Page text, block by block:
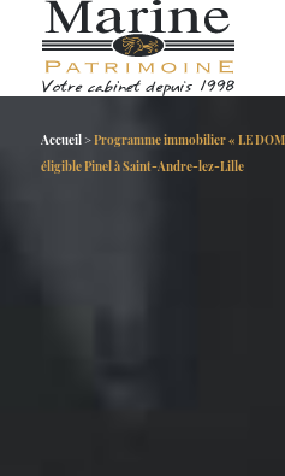
Accueil >Programme immobilier « LE
éligible Pinel à Saint-Andre-lez-Lille